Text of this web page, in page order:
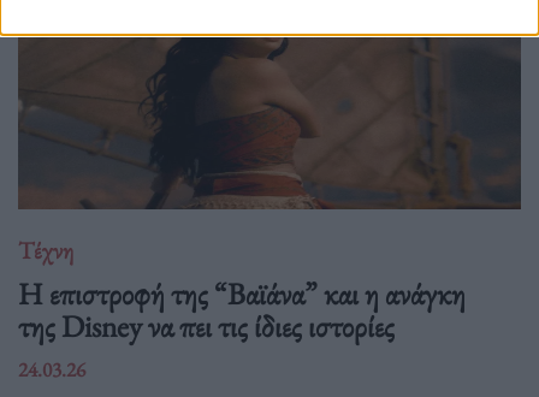
Τέχνη
Η επιστροφή της “Βαϊάνα” και η ανάγκη
της Disney να πει τις ίδιες ιστορίες
24.03.26